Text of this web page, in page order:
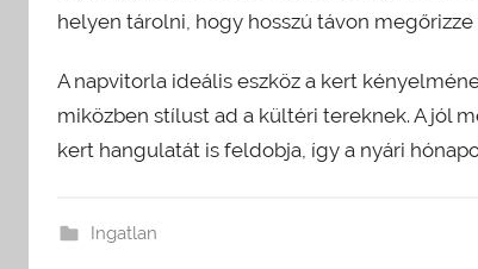
helyen tárolni, hogy hosszú távon
A napvitorla ideális eszköz a kert
miközben stílust ad a kültéri tereknek. A jól
kert hangulatát is feldobja, így a nyári
Ingatlan